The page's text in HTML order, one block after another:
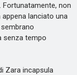
non
lanciato una
senza tempo
Zara incapsula